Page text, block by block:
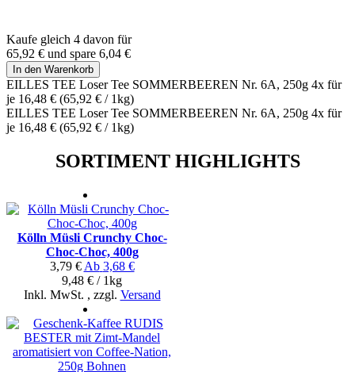
Kaufe gleich 4 davon für
65,92 € und spare 6,04 €
In den Warenkorb
EILLES TEE Loser Tee SOMMERBEEREN Nr. 6A, 250g 4x für
je 16,48 € (65,92 € / 1kg)
EILLES TEE Loser Tee SOMMERBEEREN Nr. 6A, 250g 4x für
je 16,48 € (65,92 € / 1kg)
SORTIMENT HIGHLIGHTS
Kölln Müsli Crunchy Choc-
Choc-Choc, 400g
3,79 € Ab 3,68 €
9,48 € / 1kg
Inkl. MwSt. , zzgl. Versand